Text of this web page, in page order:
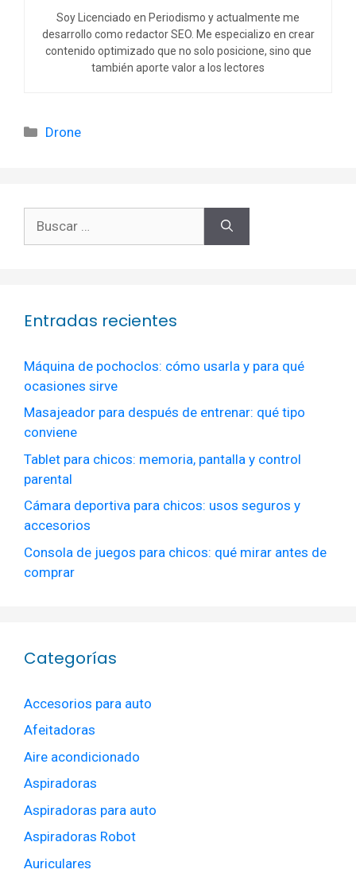
Soy Licenciado en Periodismo y actualmente me
desarrollo como redactor SEO. Me especializo en crear
contenido optimizado que no solo posicione, sino que
también aporte valor a los lectores
Categorías
Drone
Entradas recientes
Máquina de pochoclos: cómo usarla y para qué
ocasiones sirve
Masajeador para después de entrenar: qué tipo
conviene
Tablet para chicos: memoria, pantalla y control
parental
Cámara deportiva para chicos: usos seguros y
accesorios
Consola de juegos para chicos: qué mirar antes de
comprar
Categorías
Accesorios para auto
Afeitadoras
Aire acondicionado
Aspiradoras
Aspiradoras para auto
Aspiradoras Robot
Auriculares